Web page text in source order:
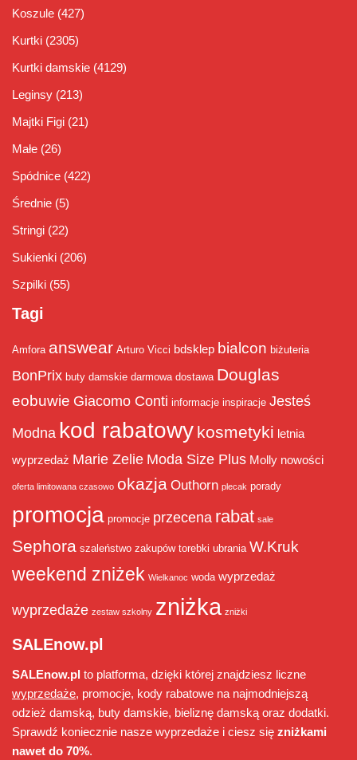
Koszule (427)
Kurtki (2305)
Kurtki damskie (4129)
Leginsy (213)
Majtki Figi (21)
Małe (26)
Spódnice (422)
Średnie (5)
Stringi (22)
Sukienki (206)
Szpilki (55)
Tagi
Amfora answear Arturo Vicci bdsklep bialcon biżuteria
BonPrix buty damskie darmowa dostawa Douglas
eobuwie Giacomo Conti informacje inspiracje Jesteś
Modna kod rabatowy kosmetyki letnia
wyprzedaż Marie Zelie Moda Size Plus Molly nowości
oferta limitowana czasowo okazja Outhorn plecak porady
promocja promocje przecena rabat sale
Sephora szaleństwo zakupów torebki ubrania W.Kruk
weekend zniżek Wielkanoc woda wyprzedaż
wyprzedaże zestaw szkolny zniżka zniżki
SALEnow.pl
SALEnow.pl to platforma, dzięki której znajdziesz liczne
wyprzedaże, promocje, kody rabatowe na najmodniejszą
odzież damską, buty damskie, bieliznę damską oraz dodatki.
Sprawdź koniecznie nasze wyprzedaże i ciesz się zniżkami
nawet do 70%.